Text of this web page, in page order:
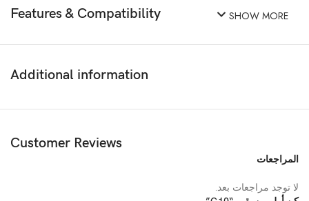
Features & Compatibility SHOW MORE
Additional information
Customer Reviews
المراجعات
لا توجد مراجعات بعد.